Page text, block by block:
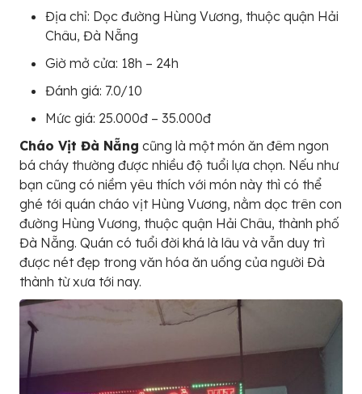
Địa chỉ: Dọc đường Hùng Vương, thuộc quận Hải
Châu, Đà Nẵng
Giờ mở cửa: 18h – 24h
Đánh giá: 7.0/10
Mức giá: 25.000đ – 35.000đ
Cháo Vịt Đà Nẵng cũng là một món ăn đêm ngon
bá cháy thường được nhiều độ tuổi lựa chọn. Nếu như
bạn cũng có niềm yêu thích với món này thì có thể
ghé tới quán cháo vịt Hùng Vương, nằm dọc trên con
đường Hùng Vương, thuộc quận Hải Châu, thành phố
Đà Nẵng. Quán có tuổi đời khá là lâu và vẫn duy trì
được nét đẹp trong văn hóa ăn uống của người Đà
thành từ xưa tới nay.